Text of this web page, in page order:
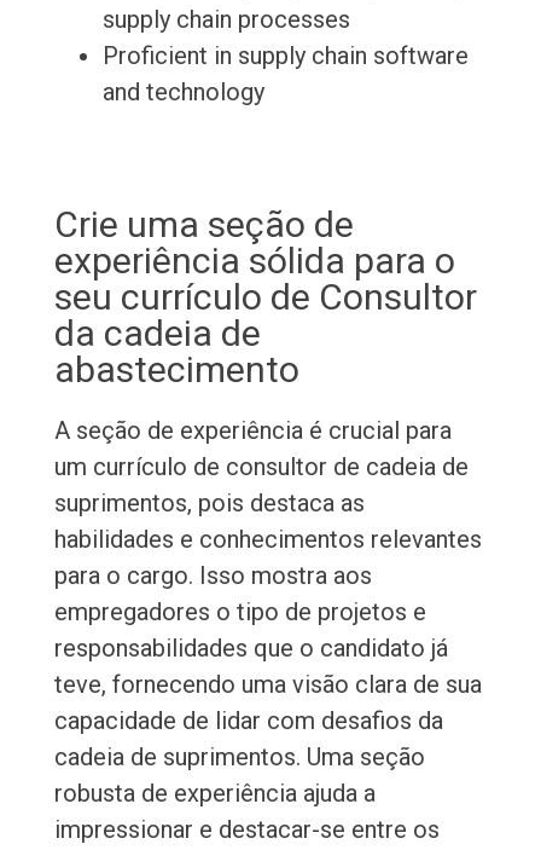
supply chain processes
Proficient in supply chain software
and technology
Crie uma seção de
experiência sólida para o
seu currículo de Consultor
da cadeia de
abastecimento
A seção de experiência é crucial para
um currículo de consultor de cadeia de
suprimentos, pois destaca as
habilidades e conhecimentos relevantes
para o cargo. Isso mostra aos
empregadores o tipo de projetos e
responsabilidades que o candidato já
teve, fornecendo uma visão clara de sua
capacidade de lidar com desafios da
cadeia de suprimentos. Uma seção
robusta de experiência ajuda a
impressionar e destacar-se entre os